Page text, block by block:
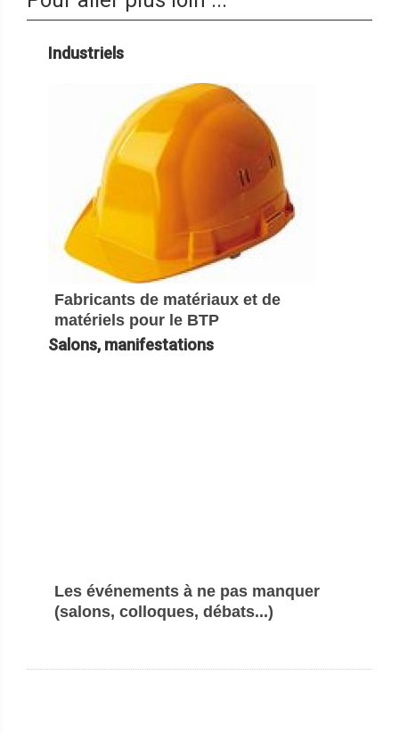
Industriels
Fabricants de matériaux et de
matériels pour le BTP
Salons, manifestations
Les événements à ne pas manquer
(salons, colloques, débats...)